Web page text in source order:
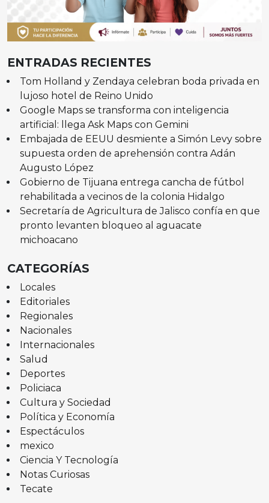
ENTRADAS RECIENTES
Tom Holland y Zendaya celebran boda privada en
lujoso hotel de Reino Unido
Google Maps se transforma con inteligencia
artificial: llega Ask Maps con Gemini
Embajada de EEUU desmiente a Simón Levy sobre
supuesta orden de aprehensión contra Adán
Augusto López
Gobierno de Tijuana entrega cancha de fútbol
rehabilitada a vecinos de la colonia Hidalgo
Secretaría de Agricultura de Jalisco confía en que
pronto levanten bloqueo al aguacate
michoacano
CATEGORÍAS
Locales
Editoriales
Regionales
Nacionales
Internacionales
Salud
Deportes
Policiaca
Cultura y Sociedad
Política y Economía
Espectáculos
mexico
Ciencia Y Tecnología
Notas Curiosas
Tecate